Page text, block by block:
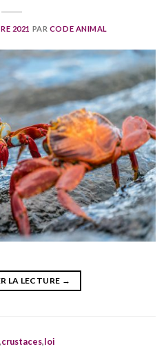
2021 PAR CODE ANIMAL
LA LECTURE →
,crustaces,loi